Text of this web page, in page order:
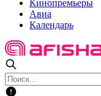
Кинопремьеры
Авиа
Календарь